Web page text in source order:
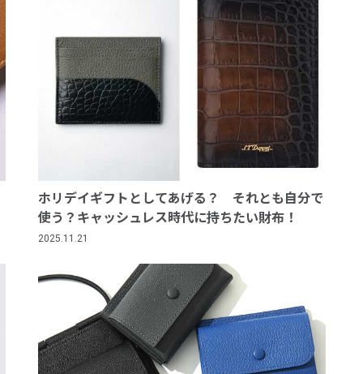
ホリデイギフトとしてあげる？ それとも自分で
使う？キャッシュレス時代に持ちたい財布！
2025.11.21